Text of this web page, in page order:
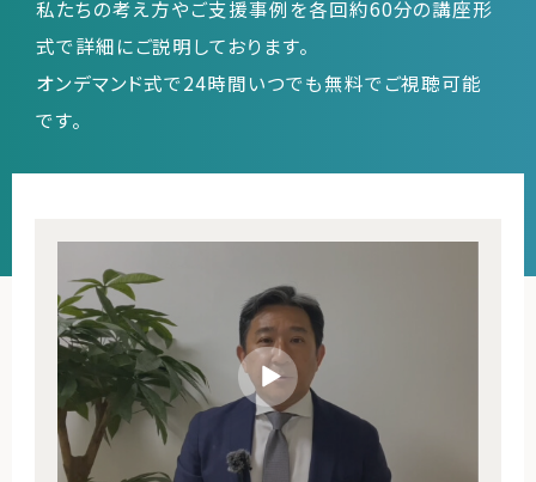
エキスパート一覧
無料講座
運営会社
ファミリーオフィスとは
関連書籍
メールマガジン登録
よくある質問
私たちの考え方やご支援事例を各回約60分の講座形
式で詳細にご説明しております。
オンデマンド式で24時間いつでも無料でご視聴可能
です。